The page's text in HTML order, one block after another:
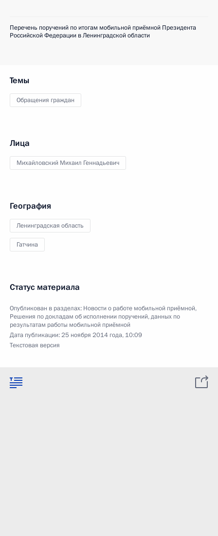
Перечень поручений по итогам мобильной приёмной Президента
Российской Федерации в Ленинградской области
Темы
Обращения граждан
Лица
Михайловский Михаил Геннадьевич
География
Ленинградская область
Гатчина
Статус материала
Опубликован в разделах: Новости о работе мобильной приёмной,
Решения по докладам об исполнении поручений, данных по
результатам работы мобильной приёмной
Дата публикации:25 ноября 2014 года, 10:09
Текстовая версия